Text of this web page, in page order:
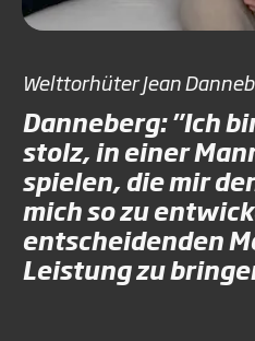
Welttorhüter Jean
Danneberg: "Ich
stolz, in einer
spielen, die mir
mich so zu
entscheidenden
Leistung zu